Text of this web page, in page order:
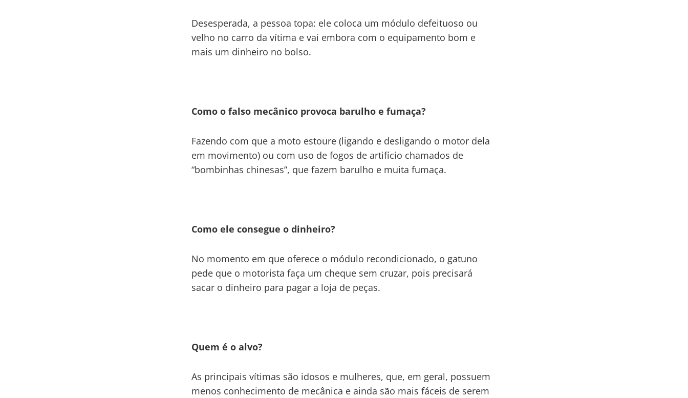
Desesperada, a pessoa topa: ele coloca um módulo defeituoso ou
velho no carro da vítima e vai embora com o equipamento bom e
mais um dinheiro no bolso.
Como o falso mecânico provoca barulho e fumaça?
Fazendo com que a moto estoure (ligando e desligando o motor dela
em movimento) ou com uso de fogos de artifício chamados de
“bombinhas chinesas”, que fazem barulho e muita fumaça.
Como ele consegue o dinheiro?
No momento em que oferece o módulo recondicionado, o gatuno
pede que o motorista faça um cheque sem cruzar, pois precisará
sacar o dinheiro para pagar a loja de peças.
Quem é o alvo?
As principais vítimas são idosos e mulheres, que, em geral, possuem
menos conhecimento de mecânica e ainda são mais fáceis de serem